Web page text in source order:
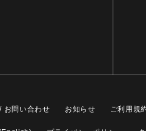
お問い合わせ お知らせ ご利用規